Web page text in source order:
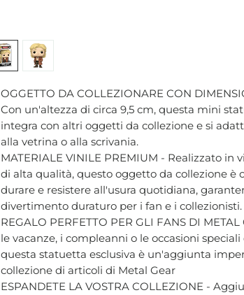
OGGETTO DA COLLEZIONARE CON
Con un'altezza di circa 9,5 cm, questa mini
integra con altri oggetti da collezione e si
alla vetrina o alla scrivania.
MATERIALE VINILE PREMIUM - Realizzato in
di alta qualità, questo oggetto da collezione è
durare e resistere all'usura quotidiana,
divertimento duraturo per i fan e i collezionisti.
REGALO PERFETTO PER GLI FANS DI
le vacanze, i compleanni o le occasioni
questa statuetta esclusiva è un'aggiunta
collezione di articoli di Metal Gear
ESPANDETE LA VOSTRA COLLEZIONE -